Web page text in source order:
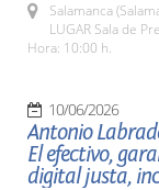
Salamanca
LUGAR Sala de
Hora: 10:00 h.
10/06/2026
Antonio
El efectivo,
digital justa,